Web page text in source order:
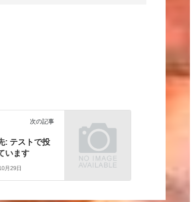
次の記事
: テストで投
います
月29日